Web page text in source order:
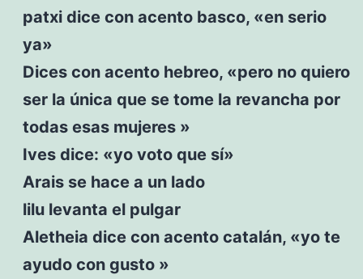
patxi dice con acento basco, «en serio
ya»
Dices con acento hebreo, «pero no quiero
ser la única que se tome la revancha por
todas esas mujeres »
Ives dice: «yo voto que sí»
Arais se hace a un lado
lilu levanta el pulgar
Aletheia dice con acento catalán, «yo te
ayudo con gusto »